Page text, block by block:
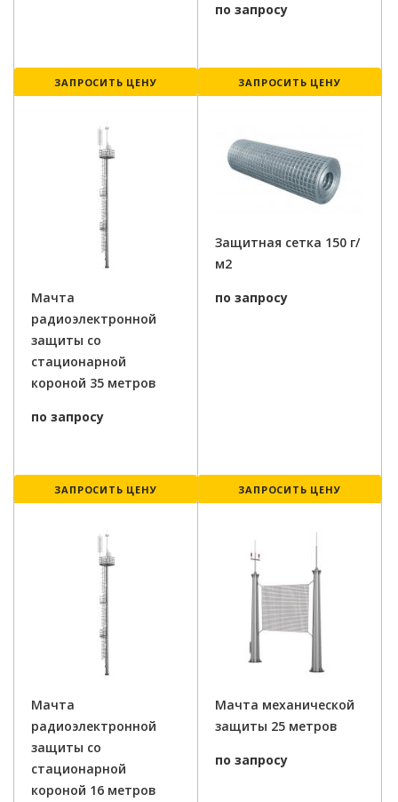
ЗАПРОСИТЬ ЦЕНУ
по запросу
ЗАПРОСИТЬ ЦЕНУ
Мачта
радиоэлектронной
защиты со
стационарной
короной 35 метров
по запросу
ЗАПРОСИТЬ ЦЕНУ
Защитная сетка 150 г/
м2
по запросу
ЗАПРОСИТЬ ЦЕНУ
Мачта
радиоэлектронной
защиты со
стационарной
короной 16 метров
Мачта механической
защиты 25 метров
по запросу